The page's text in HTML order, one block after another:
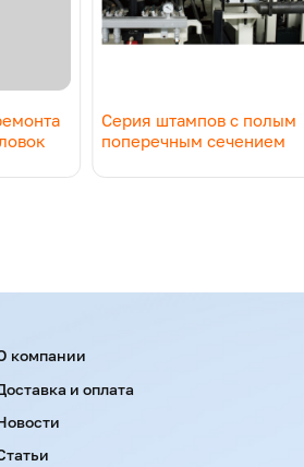
Серия штампов с полым
поперечным сечением
footer
компании
и оплата